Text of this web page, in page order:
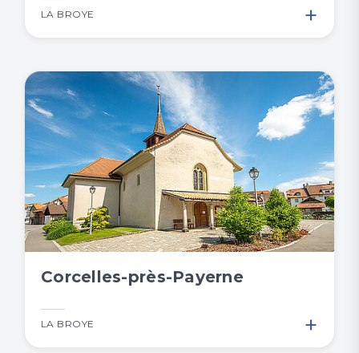
LA BROYE +
Corcelles-près-Payerne
LA BROYE +